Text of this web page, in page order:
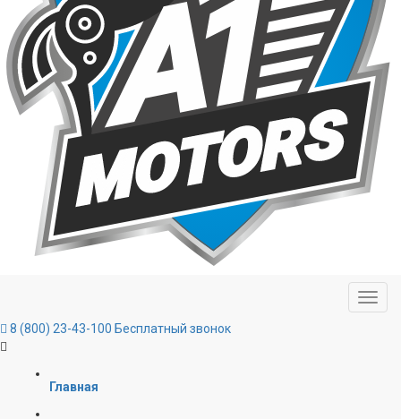
8 (800) 23-43-100 Бесплатный звонок
Главная